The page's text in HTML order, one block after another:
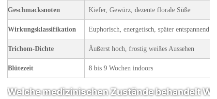
Geschmacksnoten Kiefer, Gewürz, dezente florale Süße
Wirkungsklassifikation Euphorisch, energetisch, später entspannend
Trichom-Dichte Äußerst hoch, frostig weißes Aussehen
Blütezeit 8 bis 9 Wochen indoors
Welche medizinischen Zustände behandelt